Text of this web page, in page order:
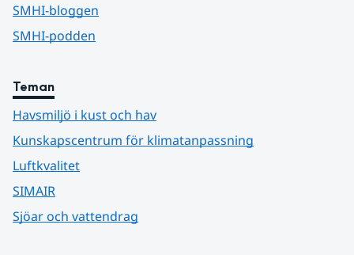
SMHI-bloggen
SMHI-podden
Teman
Havsmiljö i kust och hav
Kunskapscentrum för klimatanpassning
Luftkvalitet
SIMAIR
Sjöar och vattendrag